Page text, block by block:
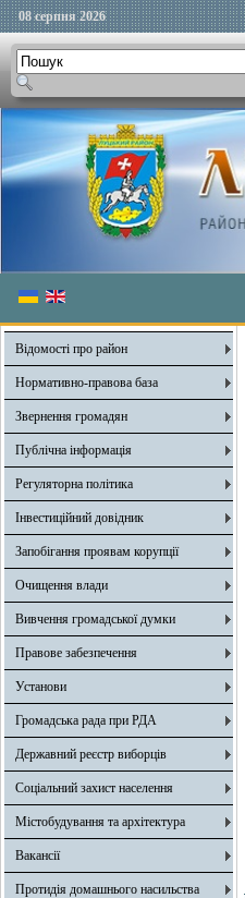
08 серпня 2026
Відомості про район
Нормативно-правова база
Звернення громадян
Публічна інформація
Регуляторна політика
Інвестиційний довідник
Запобігання проявам корупції
Очищення влади
Вивчення громадської думки
Правове забезпечення
Установи
Громадська рада при РДА
Державний реєстр виборців
Соціальний захист населення
Містобудування та архітектура
Вакансії
Протидія домашнього насильства